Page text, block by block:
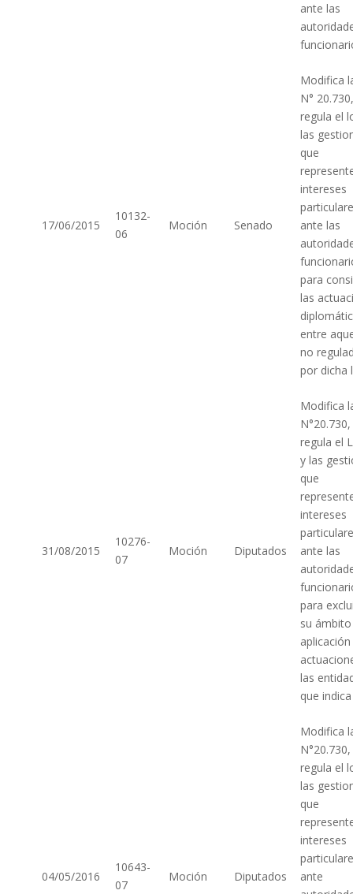
ante las
17/06/2015
10132-
06
Moción Senado
Modifica
N°
regula el
las
que
intereses
ante las
para
las
entre
no
por dicha
31/08/2015
10276-
07
Moción Diputados
Modifica
regula el
y las
que
intereses
ante las
para
su
las
que indica
04/05/2016
10643-
07
Moción Diputados
Modifica
regula el
las
que
intereses
ante